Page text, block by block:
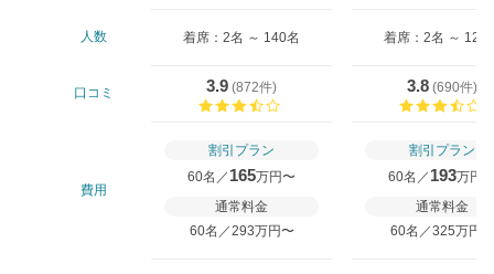
人数 着席：2名 ～ 140名 着席：2名 ～ 128
口コミ 3.9 (872件)
3.8 (690件)
費用
割引プラン
60名／ 165万円〜
通常料金
60名／293万円〜
割引プラン
60名／ 193万円
通常料金
60名／325万円〜